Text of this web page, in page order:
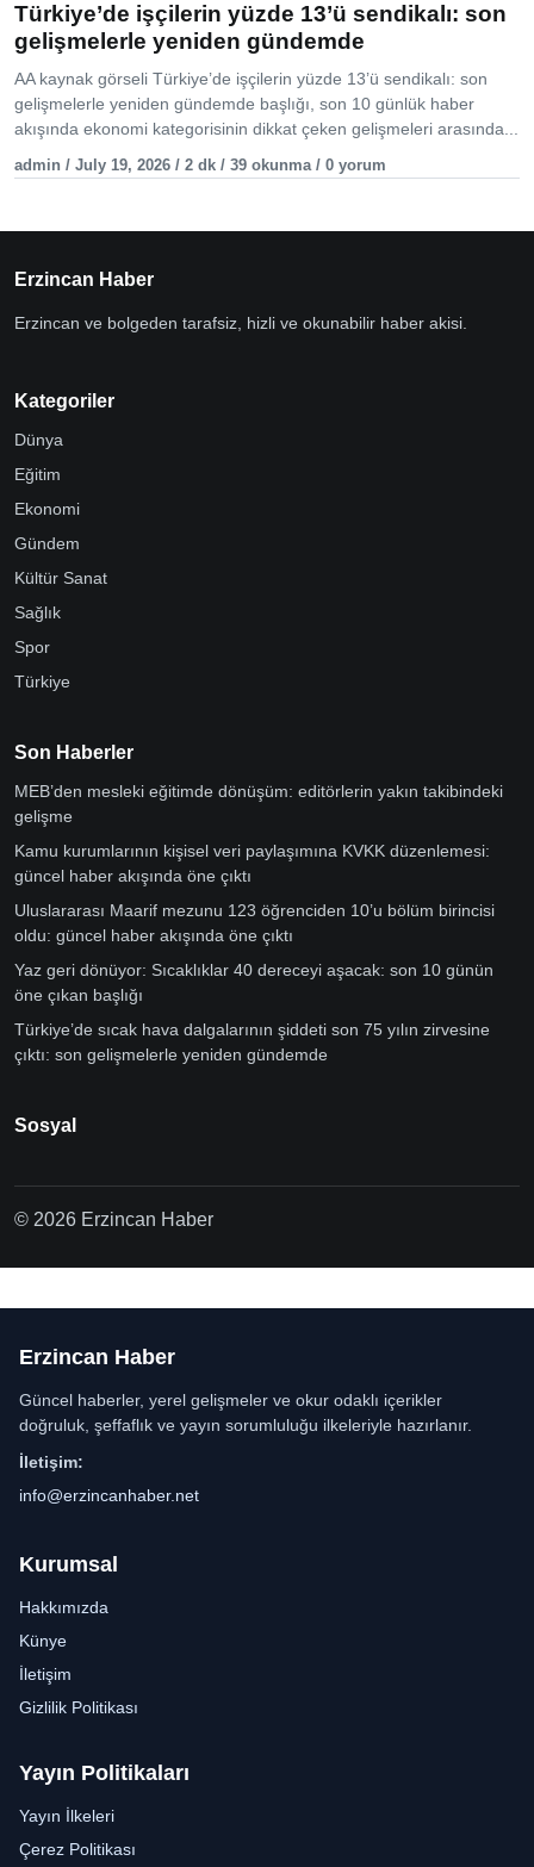
Türkiye’de işçilerin yüzde 13’ü sendikalı: son
gelişmelerle yeniden gündemde
AA kaynak görseli Türkiye’de işçilerin yüzde 13’ü sendikalı: son
gelişmelerle yeniden gündemde başlığı, son 10 günlük haber
akışında ekonomi kategorisinin dikkat çeken gelişmeleri arasında...
admin / July 19, 2026 / 2 dk / 39 okunma / 0 yorum
Erzincan Haber
Erzincan ve bolgeden tarafsiz, hizli ve okunabilir haber akisi.
Kategoriler
Dünya
Eğitim
Ekonomi
Gündem
Kültür Sanat
Sağlık
Spor
Türkiye
Son Haberler
MEB’den mesleki eğitimde dönüşüm: editörlerin yakın takibindeki
gelişme
Kamu kurumlarının kişisel veri paylaşımına KVKK düzenlemesi:
güncel haber akışında öne çıktı
Uluslararası Maarif mezunu 123 öğrenciden 10’u bölüm birincisi
oldu: güncel haber akışında öne çıktı
Yaz geri dönüyor: Sıcaklıklar 40 dereceyi aşacak: son 10 günün
öne çıkan başlığı
Türkiye’de sıcak hava dalgalarının şiddeti son 75 yılın zirvesine
çıktı: son gelişmelerle yeniden gündemde
Sosyal
© 2026 Erzincan Haber
Erzincan Haber
Güncel haberler, yerel gelişmeler ve okur odaklı içerikler
doğruluk, şeffaflık ve yayın sorumluluğu ilkeleriyle hazırlanır.
İletişim:
info@erzincanhaber.net
Kurumsal
Hakkımızda
Künye
İletişim
Gizlilik Politikası
Yayın Politikaları
Yayın İlkeleri
Çerez Politikası